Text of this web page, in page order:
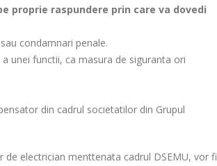
proprie raspundere prin care va dovedi
condamnari penale.
unei functii, ca masura de siguranta ori
din cadrul societatilor din Grupul
electrician menttenata cadrul DSEMU, vor fi